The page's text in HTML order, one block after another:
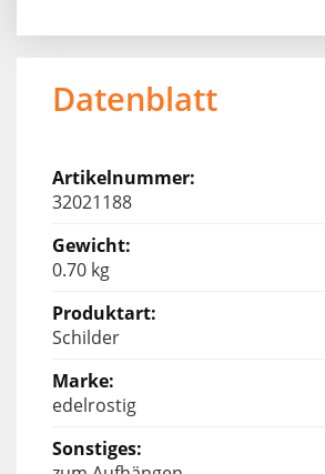
Datenblatt
32021188
0.70 kg
Schilder
edelrostig